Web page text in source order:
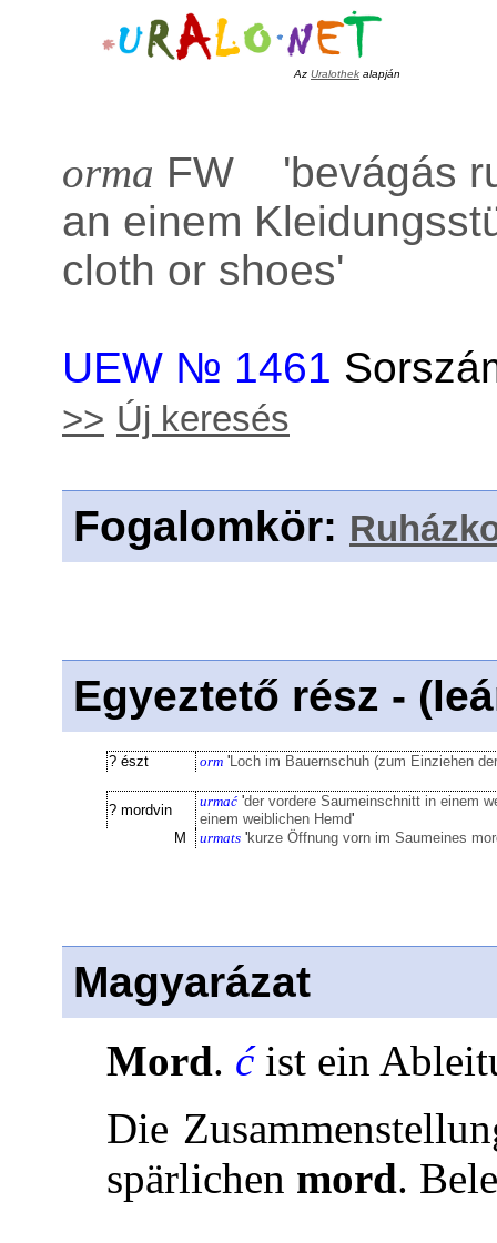
Az Uralothek alapján
orma FW 'bevágás
an einem
cloth or shoes'
UEW № 1461
>> Új keresés
Fogalomkör:
Egyeztető rész -
? észt orm 'Loch im Bauernschuh (zum Einziehen
? mordvin
urmać 'der vordere Saumeinschnitt in einem
einem weiblichen Hemd'
M
urmats 'kurze Öffnung vorn im Saumeines
Magyarázat
Mord. ć ist ein
Die
spärlichen mord.